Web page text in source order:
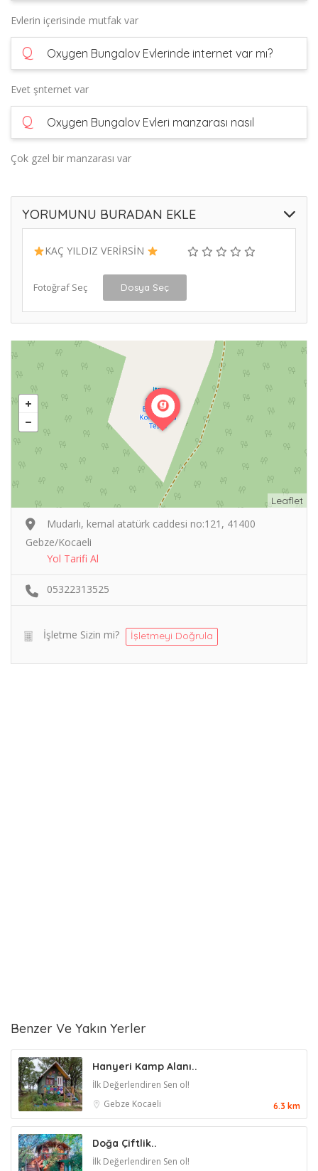
Evlerin içerisinde mutfak var
Q Oxygen Bungalov Evlerinde internet var mı?
Evet şnternet var
Q Oxygen Bungalov Evleri manzarası nasıl
Çok gzel bir manzarası var
YORUMUNU BURADAN EKLE
KAÇ YILDIZ VERİRSİN
Fotoğraf Seç Dosya Seç
Leaflet
Mudarlı, kemal atatürk caddesi no:121, 41400
Gebze/Kocaeli
Yol Tarifi Al
05322313525
İşletme Sizin mi? İşletmeyi Doğrula
Benzer Ve Yakın Yerler
Hanyeri Kamp Alanı..
İlk Değerlendiren Sen ol!
Gebze Kocaeli 6.3 km
Doğa Çiftlik..
İlk Değerlendiren Sen ol!